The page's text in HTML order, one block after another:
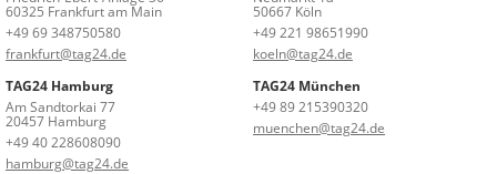
60325 Frankfurt am Main
+49 69 348750580
frankfurt@tag24.de
50667 Köln
+49 221 98651990
koeln@tag24.de
TAG24 Hamburg
Am Sandtorkai 77
20457 Hamburg
+49 40 228608090
hamburg@tag24.de
TAG24 München
+49 89 215390320
muenchen@tag24.de